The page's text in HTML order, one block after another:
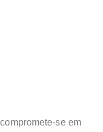
se em